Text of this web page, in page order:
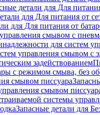
детали для Для
для Для питания от
для Для питания от
смывом с
для систем
управления смывом с
задействованием
с режимом смыва, без
смывом писсуара
смывом
системы
Запасные детали для